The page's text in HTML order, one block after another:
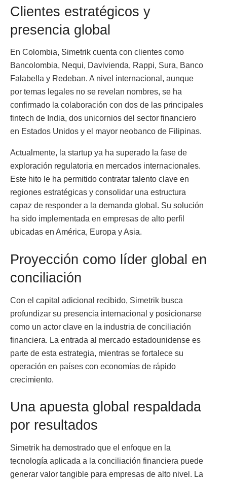
Clientes estratégicos y
presencia global
En Colombia, Simetrik cuenta con clientes como
Bancolombia, Nequi, Davivienda, Rappi, Sura, Banco
Falabella y Redeban. A nivel internacional, aunque
por temas legales no se revelan nombres, se ha
confirmado la colaboración con dos de las principales
fintech de India, dos unicornios del sector financiero
en Estados Unidos y el mayor neobanco de Filipinas.
Actualmente, la startup ya ha superado la fase de
exploración regulatoria en mercados internacionales.
Este hito le ha permitido contratar talento clave en
regiones estratégicas y consolidar una estructura
capaz de responder a la demanda global. Su solución
ha sido implementada en empresas de alto perfil
ubicadas en América, Europa y Asia.
Proyección como líder global en
conciliación
Con el capital adicional recibido, Simetrik busca
profundizar su presencia internacional y posicionarse
como un actor clave en la industria de conciliación
financiera. La entrada al mercado estadounidense es
parte de esta estrategia, mientras se fortalece su
operación en países con economías de rápido
crecimiento.
Una apuesta global respaldada
por resultados
Simetrik ha demostrado que el enfoque en la
tecnología aplicada a la conciliación financiera puede
generar valor tangible para empresas de alto nivel. La